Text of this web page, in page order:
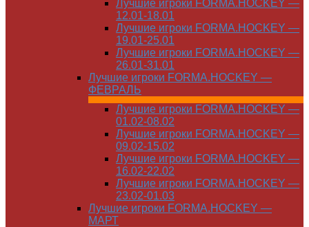
Лучшие игроки FORMA.HOCKEY —
12.01-18.01
Лучшие игроки FORMA.HOCKEY —
19.01-25.01
Лучшие игроки FORMA.HOCKEY —
26.01-31.01
Лучшие игроки FORMA.HOCKEY —
ФЕВРАЛЬ
Лучшие игроки FORMA.HOCKEY —
01.02-08.02
Лучшие игроки FORMA.HOCKEY —
09.02-15.02
Лучшие игроки FORMA.HOCKEY —
16.02-22.02
Лучшие игроки FORMA.HOCKEY —
23.02-01.03
Лучшие игроки FORMA.HOCKEY —
МАРТ